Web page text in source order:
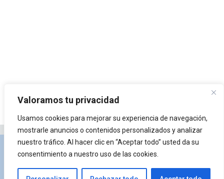
Valoramos tu privacidad
Usamos cookies para mejorar su experiencia de navegación,
mostrarle anuncios o contenidos personalizados y analizar
nuestro tráfico. Al hacer clic en “Aceptar todo” usted da su
consentimiento a nuestro uso de las cookies.
Privacidad y Política de Cookies Portal de
arquitectura Lista de Temas ¿Qué es Arkiplus?